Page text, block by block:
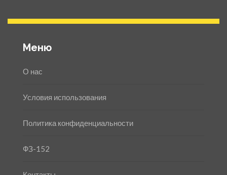
Меню
О нас
Условия использования
Политика конфиденциальности
ФЗ-152